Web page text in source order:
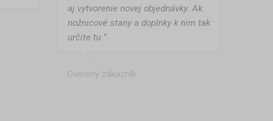
aj vytvorenie novej objednávky. Ak
nožnicové stany a doplnky k nim tak
určite tu ”
Overený zákazník